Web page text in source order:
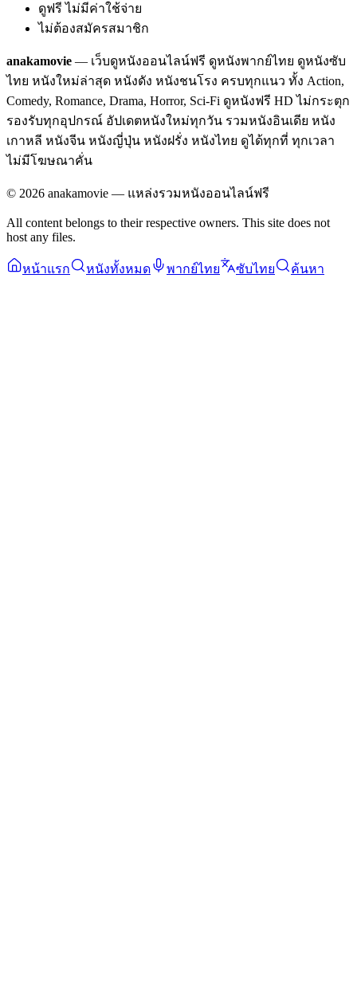
ดูฟรี ไม่มีค่าใช้จ่าย
ไม่ต้องสมัครสมาชิก
anakamovie — เว็บดูหนังออนไลน์ฟรี ดูหนังพากย์ไทย ดูหนังซับ
ไทย หนังใหม่ล่าสุด หนังดัง หนังชนโรง ครบทุกแนว ทั้ง Action,
Comedy, Romance, Drama, Horror, Sci-Fi ดูหนังฟรี HD ไม่กระตุก
รองรับทุกอุปกรณ์ อัปเดตหนังใหม่ทุกวัน รวมหนังอินเดีย หนัง
เกาหลี หนังจีน หนังญี่ปุ่น หนังฝรั่ง หนังไทย ดูได้ทุกที่ ทุกเวลา
ไม่มีโฆษณาคั่น
© 2026 anakamovie — แหล่งรวมหนังออนไลน์ฟรี
All content belongs to their respective owners. This site does not
host any files.
หน้าแรก หนังทั้งหมด พากย์ไทย ซับไทย ค้นหา